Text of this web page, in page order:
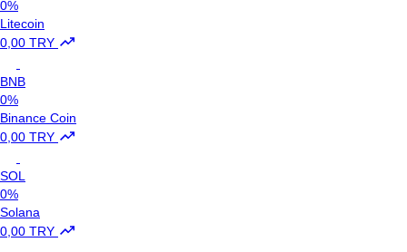
0%
Litecoin
0,00 TRY
BNB
0%
Binance Coin
0,00 TRY
SOL
0%
Solana
0,00 TRY